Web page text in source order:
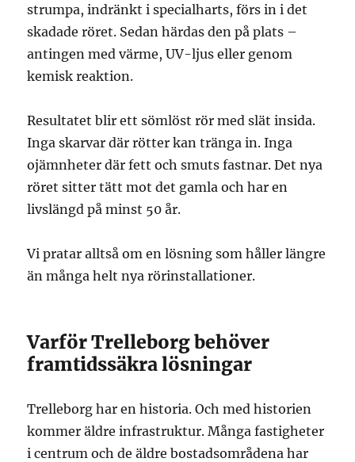
strumpa, indränkt i specialharts, förs in i det
skadade röret. Sedan härdas den på plats –
antingen med värme, UV-ljus eller genom
kemisk reaktion.
Resultatet blir ett sömlöst rör med slät insida.
Inga skarvar där rötter kan tränga in. Inga
ojämnheter där fett och smuts fastnar. Det nya
röret sitter tätt mot det gamla och har en
livslängd på minst 50 år.
Vi pratar alltså om en lösning som håller längre
än många helt nya rörinstallationer.
Varför Trelleborg behöver
framtidssäkra lösningar
Trelleborg har en historia. Och med historien
kommer äldre infrastruktur. Många fastigheter
i centrum och de äldre bostadsområdena har